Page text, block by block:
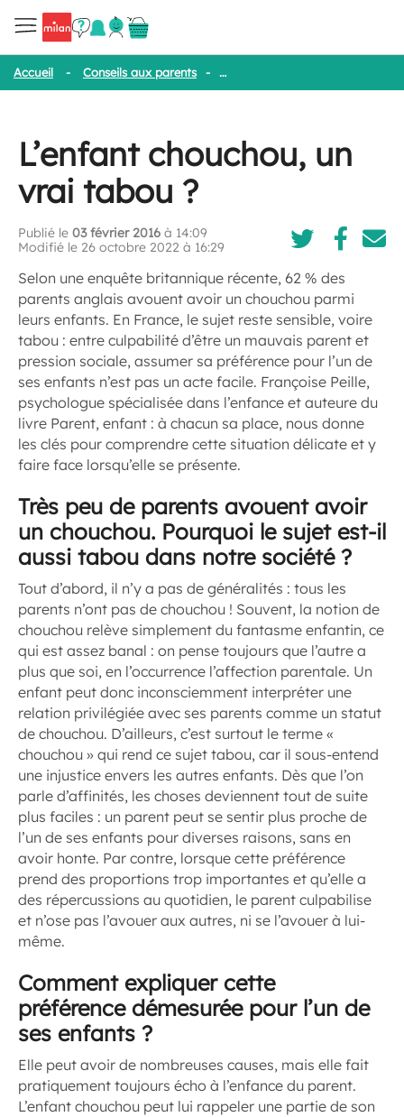
Accueil - Conseils aux parents - L’enfant chouchou, un vrai tabou
L’enfant chouchou, un
vrai tabou ?
Publié le 03 février 2016 à 14:09
Modifié le 26 octobre 2022 à 16:29
Selon une enquête britannique récente, 62 % des
parents anglais avouent avoir un chouchou parmi
leurs enfants. En France, le sujet reste sensible, voire
tabou : entre culpabilité d’être un mauvais parent et
pression sociale, assumer sa préférence pour l’un de
ses enfants n’est pas un acte facile. Françoise Peille,
psychologue spécialisée dans l’enfance et auteure du
livre Parent, enfant : à chacun sa place, nous donne
les clés pour comprendre cette situation délicate et y
faire face lorsqu’elle se présente.
Très peu de parents avouent avoir
un chouchou. Pourquoi le sujet est-il
aussi tabou dans notre société ?
Tout d’abord, il n’y a pas de généralités : tous les
parents n’ont pas de chouchou ! Souvent, la notion de
chouchou relève simplement du fantasme enfantin, ce
qui est assez banal : on pense toujours que l’autre a
plus que soi, en l’occurrence l’affection parentale. Un
enfant peut donc inconsciemment interpréter une
relation privilégiée avec ses parents comme un statut
de chouchou. D’ailleurs, c’est surtout le terme «
chouchou » qui rend ce sujet tabou, car il sous-entend
une injustice envers les autres enfants. Dès que l’on
parle d’affinités, les choses deviennent tout de suite
plus faciles : un parent peut se sentir plus proche de
l’un de ses enfants pour diverses raisons, sans en
avoir honte. Par contre, lorsque cette préférence
prend des proportions trop importantes et qu’elle a
des répercussions au quotidien, le parent culpabilise
et n’ose pas l’avouer aux autres, ni se l’avouer à lui-
même.
Comment expliquer cette
préférence démesurée pour l’un de
ses enfants ?
Elle peut avoir de nombreuses causes, mais elle fait
pratiquement toujours écho à l’enfance du parent.
L’enfant chouchou peut lui rappeler une partie de son